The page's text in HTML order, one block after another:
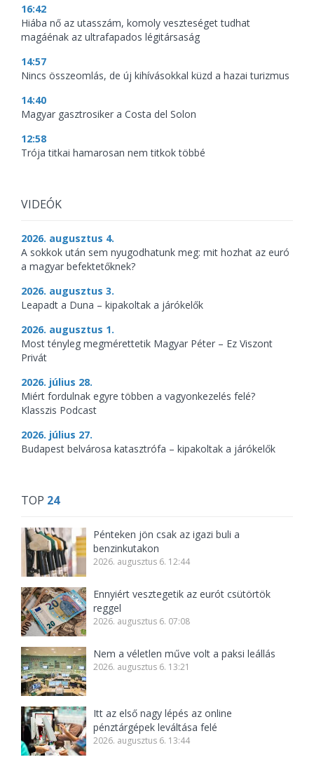
16:42
Hiába nő az utasszám, komoly veszteséget tudhat
magáénak az ultrafapados légitársaság
14:57
Nincs összeomlás, de új kihívásokkal küzd a hazai turizmus
14:40
Magyar gasztrosiker a Costa del Solon
12:58
Trója titkai hamarosan nem titkok többé
VIDEÓK
2026. augusztus 4.
A sokkok után sem nyugodhatunk meg: mit hozhat az euró
a magyar befektetőknek?
2026. augusztus 3.
Leapadt a Duna – kipakoltak a járókelők
2026. augusztus 1.
Most tényleg megmérettetik Magyar Péter – Ez Viszont
Privát
2026. július 28.
Miért fordulnak egyre többen a vagyonkezelés felé?
Klasszis Podcast
2026. július 27.
Budapest belvárosa katasztrófa – kipakoltak a járókelők
TOP 24
Pénteken jön csak az igazi buli a
benzinkutakon
2026. augusztus 6. 12:44
Ennyiért vesztegetik az eurót csütörtök
reggel
2026. augusztus 6. 07:08
Nem a véletlen műve volt a paksi leállás
2026. augusztus 6. 13:21
Itt az első nagy lépés az online
pénztárgépek leváltása felé
2026. augusztus 6. 13:44